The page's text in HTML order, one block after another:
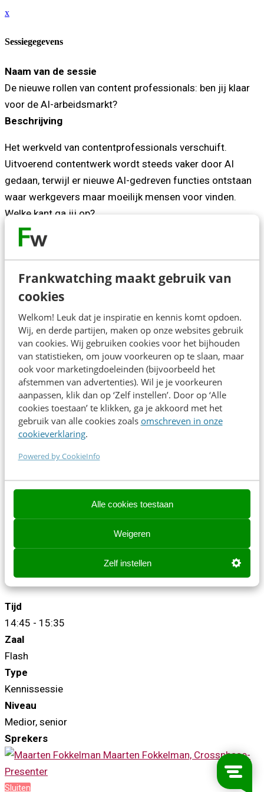
Frankwatching maakt gebruik van
cookies
Welkom! Leuk dat je inspiratie en kennis komt opdoen.
Wij, en derde partijen, maken op onze websites gebruik
van cookies. Wij gebruiken cookies voor het bijhouden
van statistieken, om jouw voorkeuren op te slaan, maar
ook voor marketingdoeleinden (bijvoorbeeld het
afstemmen van advertenties). Wil je je voorkeuren
aanpassen, klik dan op ‘Zelf instellen’. Door op ‘Alle
cookies toestaan’ te klikken, ga je akkoord met het
gebruik van alle cookies zoals omschreven in onze
cookieverklaring.
Powered by CookieInfo
Alle cookies toestaan
Weigeren
Zelf instellen
x
Sessiegegevens
Naam van de sessie
De nieuwe rollen van content professionals: ben jij klaar
voor de AI-arbeidsmarkt?
Beschrijving
Het werkveld van contentprofessionals verschuift.
Uitvoerend contentwerk wordt steeds vaker door AI
gedaan, terwijl er nieuwe AI-gedreven functies ontstaan
waar werkgevers maar moeilijk mensen voor vinden.
Welke kant ga jij op?
Wat jou als contentprofessional waardevol maakt, raakt
niet verouderd. Taalgevoel, beoordelingsvermogen,
coördinatiekracht: precies de vaardigheden die AI nodig
heeft. Maar dan moet je ze wel weten te vertalen naar de
nieuwe context.
In deze sessie laat Maarten zien hoe je dat doet. Aan de
hand van vijf profielen ontdek je welke richting bij jouw
kwaliteiten past. En je leert welke zeven meta-skills
bepalen wie waardevol blijft in een markt die
fundamenteel verandert.
contentrollen vallen, en welk profiel bij jou past
De zeven skills die werkgevers in AI-vacatures
zoeken, vertaald naar het contentvak
Een concrete eerste stap om je positie in dit
#AItransformatie #teamleads #rollen #skills
Tijd
14:45 - 15:35
Zaal
Flash
Type
Kennissessie
Niveau
Medior, senior
Sprekers
Maarten Fokkelman, Crossphase-
Presenter
Sluiten